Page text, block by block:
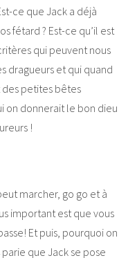
ce que Jack a déjà
fétard ? Est-ce qu’il est
qui peuvent nous
dragueurs et qui quand
petites bêtes
on donnerait le bon dieu
!
marcher, go go et à
important est que vous
Et puis, pourquoi on
que Jack se pose